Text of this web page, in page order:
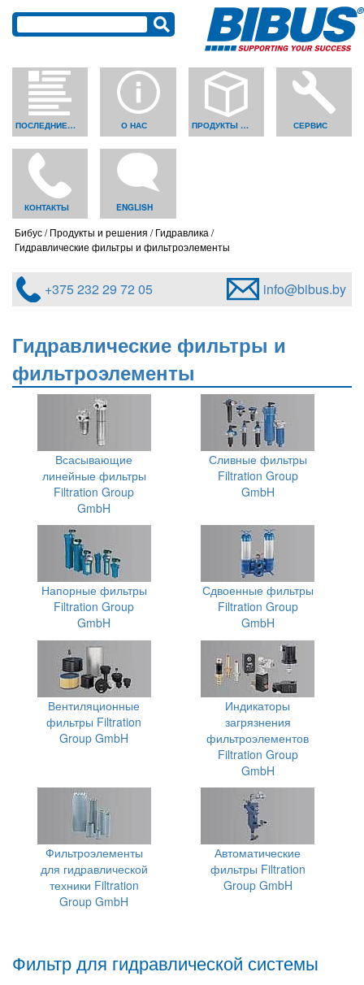
ПОСЛЕДНИЕ НОВОСТИ О НАС ПРОДУКТЫ И РЕШЕНИЯ СЕРВИС
КОНТАКТЫ ENGLISH
Бибус Продукты и решения
Гидравлика
Гидравлические фильтры и фильтроэлементы
+375 232 29 72 05 info@bibus.by
Гидравлические фильтры и
фильтроэлементы
Всасывающие
линейные фильтры
Filtration Group
GmbH
Сливные фильтры
Filtration Group
GmbH
Напорные фильтры
Filtration Group
GmbH
Сдвоенные фильтры
Filtration Group
GmbH
Вентиляционные
фильтры Filtration
Group GmbH
Индикаторы
загрязнения
фильтроэлементов
Filtration Group
GmbH
Фильтроэлементы
для гидравлической
техники Filtration
Group GmbH
Автоматические
фильтры Filtration
Group GmbH
Фильтр для гидравлической системы